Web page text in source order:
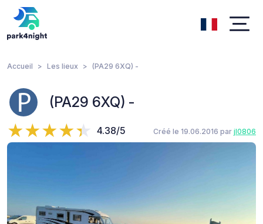
Accueil Les lieux (PA29 6XQ) -
(PA29 6XQ) -
4.38/5 Créé le 19.06.2016 par jl0806